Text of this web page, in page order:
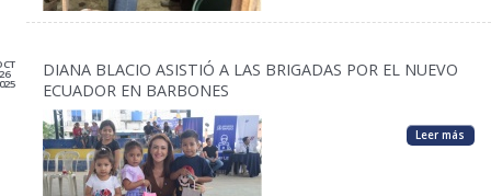
26
DIANA BLACIO ASISTIÓ A LAS BRIGADAS POR EL NUEVO
ECUADOR EN BARBONES
Leer más